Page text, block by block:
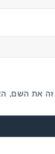
זה את השם,